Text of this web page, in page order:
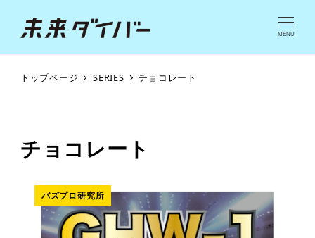
MENU
トップページ SERIES チョコレート
チョコレート
バズプロ研究所